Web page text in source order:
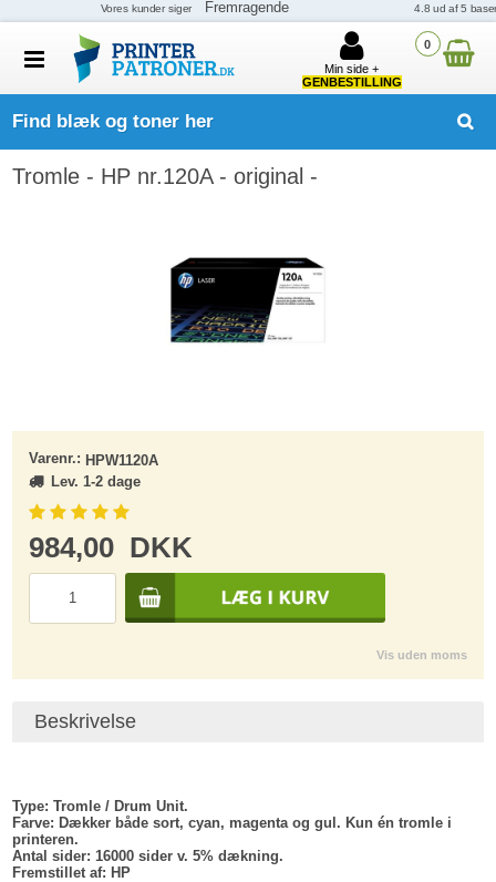
0
Min side +
GENBESTILLING
Find blæk og toner her
Tromle - HP nr.120A - original -
Varenr.: HPW1120A
Lev. 1-2 dage
984,00 DKK
Vis uden moms
Beskrivelse
Type: Tromle / Drum Unit.
Farve: Dækker både sort, cyan, magenta og gul. Kun én tromle i
printeren.
Antal sider: 16000 sider v. 5% dækning.
Fremstillet af: HP